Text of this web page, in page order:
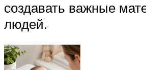
создавать важные
людей.